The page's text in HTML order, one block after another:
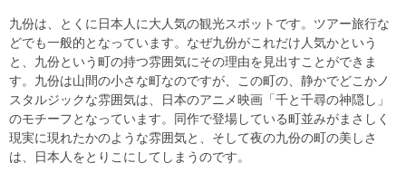
九份は、とくに日本人に大人気の観光スポットです。ツアー旅行な
どでも一般的となっています。なぜ九份がこれだけ人気かという
と、九份という町の持つ雰囲気にその理由を見出すことができま
す。九份は山間の小さな町なのですが、この町の、静かでどこかノ
スタルジックな雰囲気は、日本のアニメ映画「千と千尋の神隠し」
のモチーフとなっています。同作で登場している町並みがまさしく
現実に現れたかのような雰囲気と、そして夜の九份の町の美しさ
は、日本人をとりこにしてしまうのです。